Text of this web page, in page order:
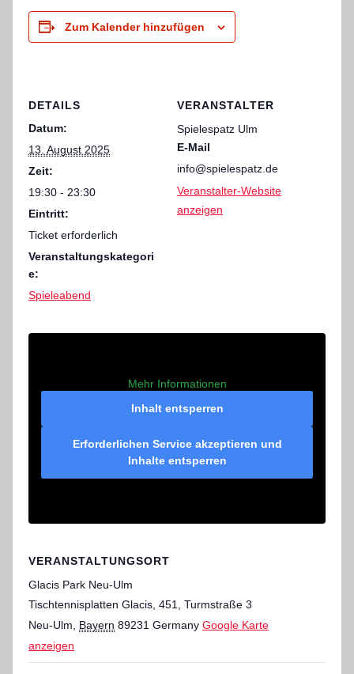
Zum Kalender hinzufügen
DETAILS
Datum:
13. August 2025
Zeit:
19:30 - 23:30
Eintritt:
Ticket erforderlich
Veranstaltungskategori
e:
Spieleabend
VERANSTALTER
Spielespatz Ulm
E-Mail
info@spielespatz.de
Veranstalter-Website
anzeigen
VERANSTALTUNGSORT
Glacis Park Neu-Ulm
Tischtennisplatten Glacis, 451, Turmstraße 3
Neu-Ulm
Bayern 89231 Germany Google Karte
anzeigen
Mehr Informationen
Inhalt entsperren
Erforderlichen Service akzeptieren und
Inhalte entsperren